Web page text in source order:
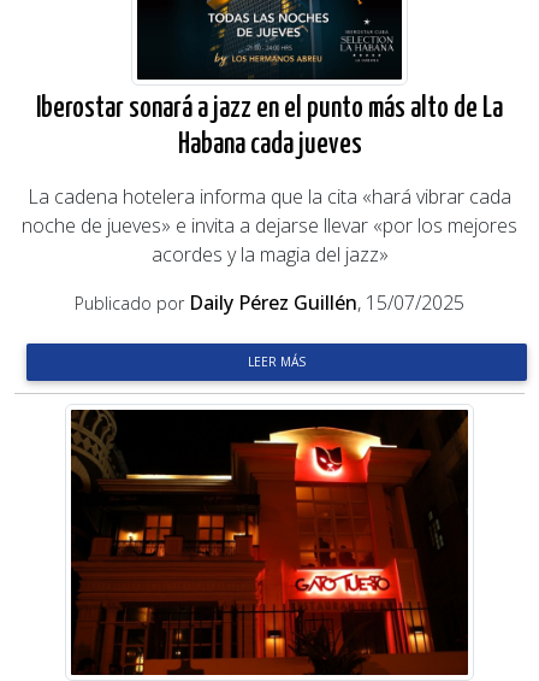
Iberostar sonará a jazz en el punto más alto de La
Habana cada jueves
La cadena hotelera informa que la cita «hará vibrar cada
noche de jueves» e invita a dejarse llevar «por los mejores
acordes y la magia del jazz»
Publicado por Daily Pérez Guillén, 15/07/2025
LEER MÁS